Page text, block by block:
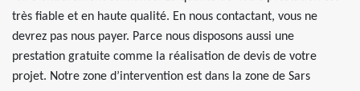
très fiable et en haute qualité. En nous contactant, vous ne
devrez pas nous payer. Parce nous disposons aussi une
prestation gratuite comme la réalisation de devis de votre
projet. Notre zone d’intervention est dans la zone de Sars